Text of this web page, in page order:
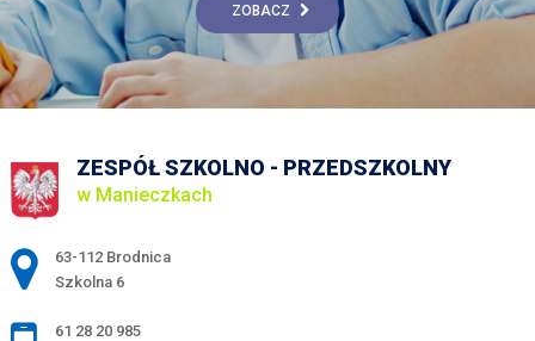
ZOBACZ
ZESPÓŁ SZKOLNO - PRZEDSZKOLNY
w Manieczkach
Adres pocztowy:
63-112 Brodnica
Szkolna 6
61 28 20 985